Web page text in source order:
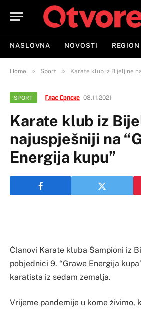
NASLOVNA NOVOSTI REGION
Home » Sport » Karate klub iz Bijeljine
SPORT 08.11.2021
Karate klub iz
najuspješniji na
Energija kupu”
Članovi Karate kluba Šampioni iz
pobjednici 9. “Grawe Energija
karatista iz sedam zemalja.
Vrijeme pandemije u kome živimo,